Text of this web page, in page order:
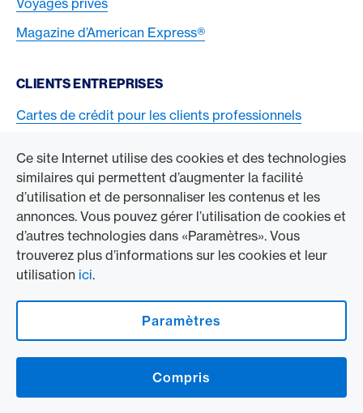
Ce site Internet utilise des cookies et des technologies
similaires qui permettent d’augmenter la facilité
d’utilisation et de personnaliser les contenus et les
annonces. Vous pouvez gérer l’utilisation de cookies et
d’autres technologies dans «Paramètres». Vous
trouverez plus d’informations sur les cookies et leur
utilisation ici.
Paramètres
Compris
Voyages privés
Magazine d’American Express®
CLIENTS ENTREPRISES
Cartes de crédit pour les clients professionnels
ACCÉDER À L’ENTREPRISE
Swisscard AECS GmbH
American Express Mondial
Contact & Social channels
American Express Switzerland auf Facebook
American Express Switzerland on Instragram
American Express Cards, issued by Swisscard AECS GmbH, Neugasse 18, 8810
Horgen | Copyright © 2026